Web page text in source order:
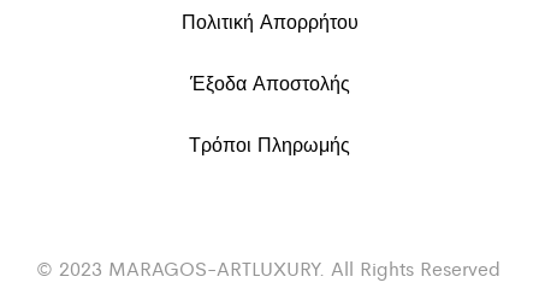
Πολιτική Απορρήτου
Έξοδα Αποστολής
Τρόποι Πληρωμής
© 2023 MARAGOS-ARTLUXURY. All Rights Reserved